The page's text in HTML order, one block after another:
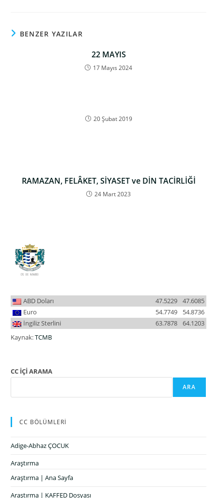
BENZER YAZILAR
22 MAYIS
17 Mayıs 2024
20 Şubat 2019
RAMAZAN, FELÂKET, SİYASET ve DİN TACİRLİĞİ
24 Mart 2023
ABD Doları 47.6085
47.5229
Euro
54.8736
54.7749
İngiliz Sterlini
64.1203
63.7878
Kaynak:TCMB
CC İÇİ ARAMA
ARA
CC BÖLÜMLERİ
Adige-Abhaz ÇOCUK
Araştırma
Araştırma | Ana Sayfa
Araştırma | KAFFED Dosyası